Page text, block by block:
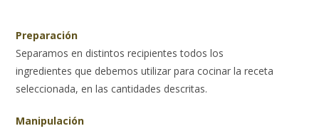
Preparación
Separamos en distintos recipientes todos los
ingredientes que debemos utilizar para cocinar la receta
seleccionada, en las cantidades descritas.
Manipulación